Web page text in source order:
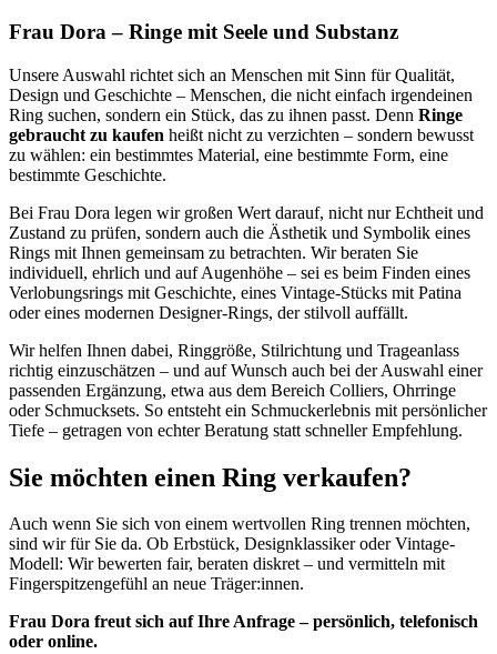
Frau Dora – Ringe mit Seele und Substanz
Unsere Auswahl richtet sich an Menschen mit Sinn für Qualität,
Design und Geschichte – Menschen, die nicht einfach irgendeinen
Ring suchen, sondern ein Stück, das zu ihnen passt. Denn Ringe
gebraucht zu kaufen heißt nicht zu verzichten – sondern bewusst
zu wählen: ein bestimmtes Material, eine bestimmte Form, eine
bestimmte Geschichte.
Bei Frau Dora legen wir großen Wert darauf, nicht nur Echtheit und
Zustand zu prüfen, sondern auch die Ästhetik und Symbolik eines
Rings mit Ihnen gemeinsam zu betrachten. Wir beraten Sie
individuell, ehrlich und auf Augenhöhe – sei es beim Finden eines
Verlobungsrings mit Geschichte, eines Vintage-Stücks mit Patina
oder eines modernen Designer-Rings, der stilvoll auffällt.
Wir helfen Ihnen dabei, Ringgröße, Stilrichtung und Trageanlass
richtig einzuschätzen – und auf Wunsch auch bei der Auswahl einer
passenden Ergänzung, etwa aus dem Bereich Colliers, Ohrringe
oder Schmucksets. So entsteht ein Schmuckerlebnis mit persönlicher
Tiefe – getragen von echter Beratung statt schneller Empfehlung.
Sie möchten einen Ring verkaufen?
Auch wenn Sie sich von einem wertvollen Ring trennen möchten,
sind wir für Sie da. Ob Erbstück, Designklassiker oder Vintage-
Modell: Wir bewerten fair, beraten diskret – und vermitteln mit
Fingerspitzengefühl an neue Träger:innen.
Frau Dora freut sich auf Ihre Anfrage – persönlich, telefonisch
oder online.